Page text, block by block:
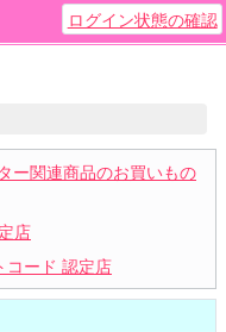
ログイン状態の確認
ー関連商品のお買いもの
店
コード 認定店